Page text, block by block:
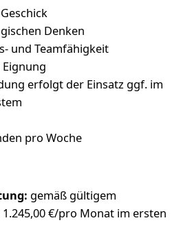
Denken
und Teamfähigkeit
erfolgt der Einsatz ggf. im
pro Woche
gemäß gültigem
€/pro Monat im ersten